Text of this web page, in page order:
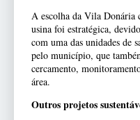
A escolha da Vila Donária
usina foi estratégica,
com uma das unidades de
pelo município, que
cercamento,
área.
Outros projetos